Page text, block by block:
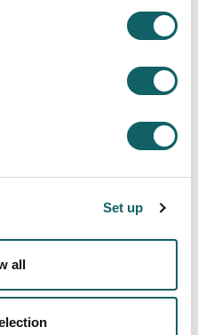
Set up
all
de maquinaria y equipo
de instalaciones de